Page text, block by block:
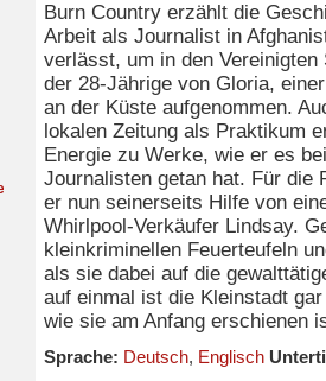
Burn Country erzählt die
Arbeit als Journalist in
verlässt, um in den
der 28-Jährige von Gloria,
an der Küste aufgenommen.
lokalen Zeitung als Praktikum
Energie zu Werke, wie er es
Journalisten getan hat. Für die
er nun seinerseits Hilfe von
Whirlpool-Verkäufer Lindsay.
kleinkriminellen Feuerteufeln
als sie dabei auf die
auf einmal ist die Kleinstadt
wie sie am Anfang erschienen
Sprache: Deutsch, Englisch